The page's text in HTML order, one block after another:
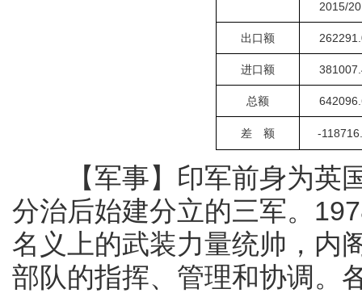
2015/
出口额
进口额
总额
差 额 -
【军事】印军前身为英国
分治后始建分立的三军。
名义上的武装力量统帅，内
部队的指挥、管理和协调。